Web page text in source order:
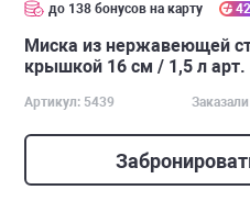
до 138 бонусов на карту 42
Миска из нержавеющей
крышкой 16 см / 1,5 л арт.
Артикул: 5439